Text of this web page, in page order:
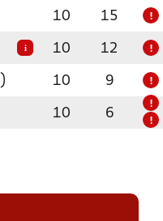
10 15 !
i 10 12 !
10 9 !
10 6
!
!